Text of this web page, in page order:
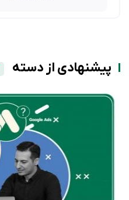
پیشنهادی از دسته